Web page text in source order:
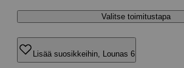
Valitse toimitustapa
Lisää suosikkeihin, Lounas 6